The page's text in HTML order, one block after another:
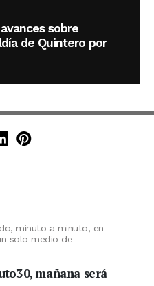
sobre
de Quintero por
X (Twitter)
en TikTok
de Minuto30 en
Minuto30 en LinkedIn
Minuto30 en
minuto a minuto, en
solo medio de
mañana será